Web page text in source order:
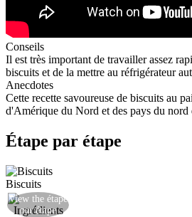
Conseils
Il est très important de travailler assez
biscuits et de la mettre au réfrigérateur
Anecdotes
Cette recette savoureuse de biscuits au
d'Amérique du Nord et des pays du nord
Étape par étape
Biscuits
View the étape
par étape